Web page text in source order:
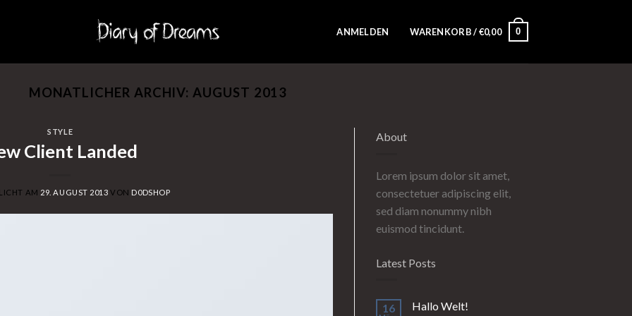
ANMELDEN WARENKORB /€0,00 0
MONATLICHER ARCHIV: AUGUST 2013
STYLE
Client Landed
AM 29. AUGUST 2013 VON D0DSHOP
About
Lorem ipsum dolor sit amet,
consectetuer adipiscing elit,
sed diam nonummy nibh
euismod tincidunt.
Latest Posts
16 Hallo Welt!